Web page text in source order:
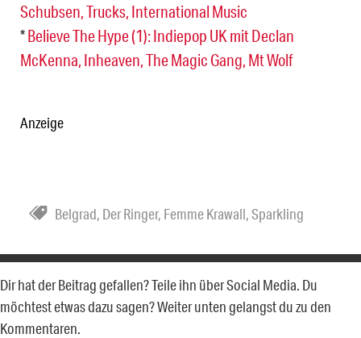
Schubsen, Trucks, International Music
*Believe The Hype (1): Indiepop UK mit Declan
McKenna, Inheaven, The Magic Gang, Mt Wolf
Anzeige
Belgrad, Der Ringer, Femme Krawall,Sparkling
Dir hat der Beitrag gefallen? Teile ihn über Social Media. Du
möchtest etwas dazu sagen? Weiter unten gelangst du zu den
Kommentaren.